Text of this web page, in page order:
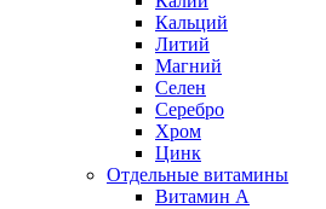
Кальций
Литий
Магний
Селен
Серебро
Хром
Цинк
Отдельные витамины
Витамин А